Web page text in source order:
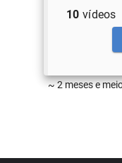
10 vídeos
~ 2 meses e